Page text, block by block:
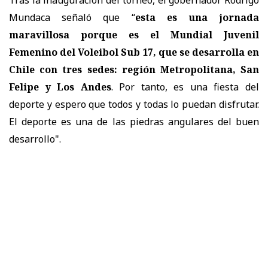
Mundaca señaló que “esta es una jornada
maravillosa porque es el Mundial Juvenil
Femenino del Voleibol Sub 17, que se desarrolla en
Chile con tres sedes: región Metropolitana, San
Felipe y Los Andes. Por tanto, es una fiesta del
deporte y espero que todos y todas lo puedan disfrutar.
El deporte es una de las piedras angulares del buen
desarrollo".